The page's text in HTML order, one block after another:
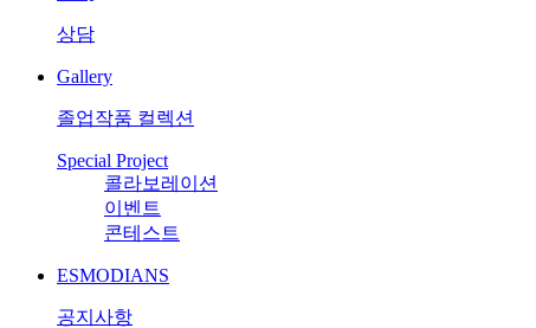
상담
Gallery
졸업작품 컬렉션
Special Project
콜라보레이션
이벤트
콘테스트
ESMODIANS
공지사항